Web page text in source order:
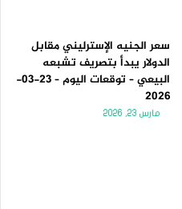
سعر الجنيه الإسترليني مقابل
الدولار يبدأ بتصريف تشبعه
البيعي – توقعات اليوم – 23-03-
2026
مارس 23, 2026